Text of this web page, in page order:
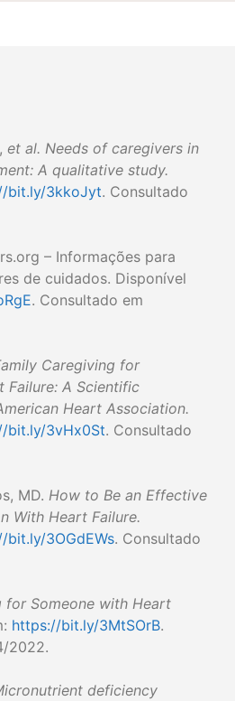
et al. Needs of caregivers in
A qualitative study.
bit.ly/3kkoJyt. Consultado
– Informações para
de cuidados. Disponível
. Consultado em
Caregiving for
Failure: A Scientific
Heart Association.
bit.ly/3vHx0St. Consultado
MD. How to Be an Effective
With Heart Failure.
bit.ly/3OGdEWs. Consultado
for Someone with Heart
https://bit.ly/3MtSOrB.
2022.
deficiency